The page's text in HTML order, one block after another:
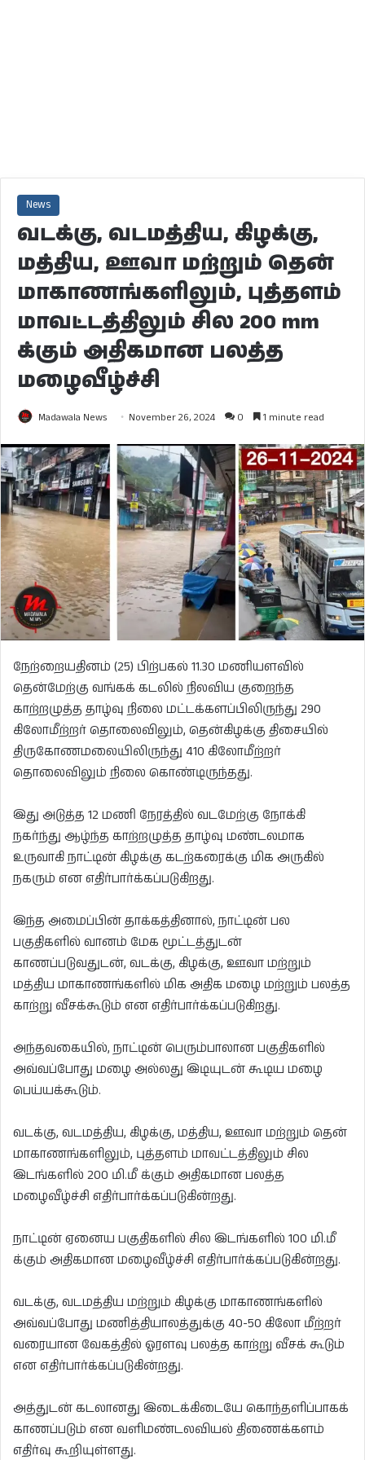
News
வடக்கு, வடமத்திய, கிழக்கு,
மத்திய, ஊவா மற்றும் தென்
மாகாணங்களிலும், புத்தளம்
மாவட்டத்திலும் சில 200 mm
க்கும் அதிகமான பலத்த
மழைவீழ்ச்சி
Madawala News November 26, 2024 0 1 minute read
நேற்றையதினம் (25) பிற்பகல் 11.30 மணியளவில்
தென்மேற்கு வங்கக் கடலில் நிலவிய குறைந்த
காற்றழுத்த தாழ்வு நிலை மட்டக்களப்பிலிருந்து 290
கிலோமீற்றர் தொலைவிலும், தென்கிழக்கு திசையில்
திருகோணமலையிலிருந்து 410 கிலோமீற்றர்
தொலைவிலும் நிலை கொண்டிருந்தது.
இது அடுத்த 12 மணி நேரத்தில் வடமேற்கு நோக்கி
நகர்ந்து ஆழ்ந்த காற்றழுத்த தாழ்வு மண்டலமாக
உருவாகி நாட்டின் கிழக்கு கடற்கரைக்கு மிக அருகில்
நகரும் என எதிர்பார்க்கப்படுகிறது.
இந்த அமைப்பின் தாக்கத்தினால், நாட்டின் பல
பகுதிகளில் வானம் மேக மூட்டத்துடன்
காணப்படுவதுடன், வடக்கு, கிழக்கு, ஊவா மற்றும்
மத்திய மாகாணங்களில் மிக அதிக மழை மற்றும் பலத்த
காற்று வீசக்கூடும் என எதிர்பார்க்கப்படுகிறது.
அந்தவகையில், நாட்டின் பெரும்பாலான பகுதிகளில்
அவ்வப்போது மழை அல்லது இடியுடன் கூடிய மழை
பெய்யக்கூடும்.
வடக்கு, வடமத்திய, கிழக்கு, மத்திய, ஊவா மற்றும் தென்
மாகாணங்களிலும், புத்தளம் மாவட்டத்திலும் சில
இடங்களில் 200 மி.மீ க்கும் அதிகமான பலத்த
மழைவீழ்ச்சி எதிர்பார்க்கப்படுகின்றது.
நாட்டின் ஏனைய பகுதிகளில் சில இடங்களில் 100 மி.மீ
க்கும் அதிகமான மழைவீழ்ச்சி எதிர்பார்க்கப்படுகின்றது.
வடக்கு, வடமத்திய மற்றும் கிழக்கு மாகாணங்களில்
அவ்வப்போது மணித்தியாலத்துக்கு 40-50 கிலோ மீற்றர்
வரையான வேகத்தில் ஓரளவு பலத்த காற்று வீசக் கூடும்
என எதிர்பார்க்கப்படுகின்றது.
அத்துடன் கடலானது இடைக்கிடையே கொந்தளிப்பாகக்
காணப்படும் என வளிமண்டலவியல் திணைக்களம்
எதிர்வு கூறியுள்ளது.